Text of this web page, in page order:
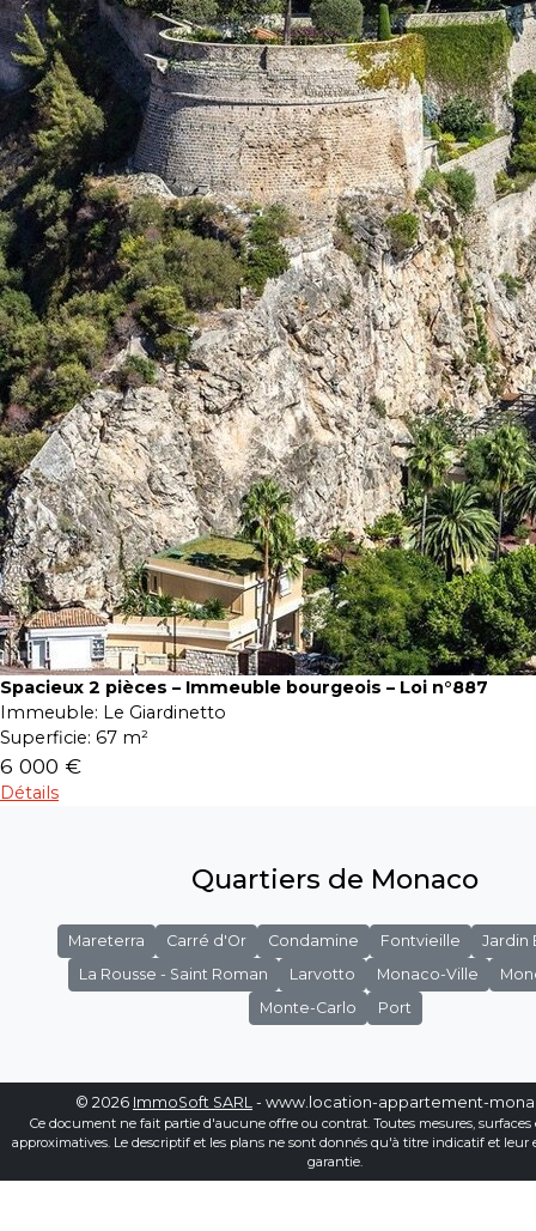
Spacieux 2 pièces – Immeuble bourgeois – Loi n°887
Immeuble: Le Giardinetto
Superficie: 67 m²
6 000 €
Détails
Quartiers de Monaco
Mareterra Carré d'Or Condamine Fontvieille
Jardin
La Rousse - Saint Roman
Larvotto Monaco-Ville
Monte-Carlo
Port
© 2026 ImmoSoft SARL - www.location-appartement-
Ce document ne fait partie d'aucune offre ou contrat. Toutes mesures, surfaces
approximatives. Le descriptif et les plans ne sont donnés qu'à titre indicatif et leur
garantie.